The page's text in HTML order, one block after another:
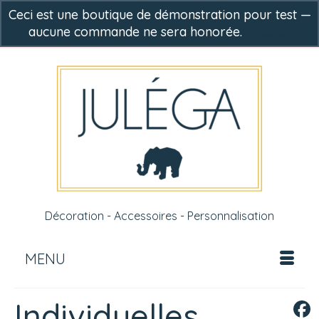
- 0,00€
Décoration - Accessoires - Personnalisation
MENU
Ceci est une boutique de démonstration pour test —
aucune commande ne sera honorée.